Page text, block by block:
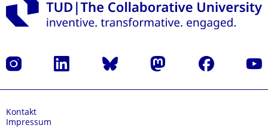
Instagram LinkedIn Bluesky Mastodon Facebook
Kontakt
Impressum